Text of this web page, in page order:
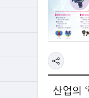
산업의